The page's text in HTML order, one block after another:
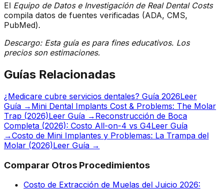
El Equipo de Datos e Investigación de Real Dental Costs
compila datos de fuentes verificadas (ADA, CMS,
PubMed).
Descargo: Esta guía es para fines educativos. Los
precios son estimaciones.
Guías Relacionadas
¿Medicare cubre servicios dentales? Guía 2026Leer
Guía → Mini Dental Implants Cost & Problems: The Molar
Trap (2026)Leer Guía → Reconstrucción de Boca
Completa (2026): Costo All-on-4 vs G4Leer Guía
→Costo de Mini Implantes y Problemas: La Trampa del
Molar (2026)Leer Guía →
Comparar Otros Procedimientos
Costo de Extracción de Muelas del Juicio 2026: